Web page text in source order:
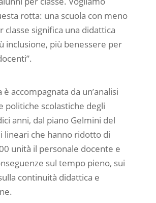
rotta: una scuola con meno
classe significa una didattica
inclusione, più benessere per
accompagnata da un’analisi
politiche scolastiche degli
anni, dal piano Gelmini del
lineari che hanno ridotto di
unità il personale docente e
sul tempo pieno, sui
continuità didattica e